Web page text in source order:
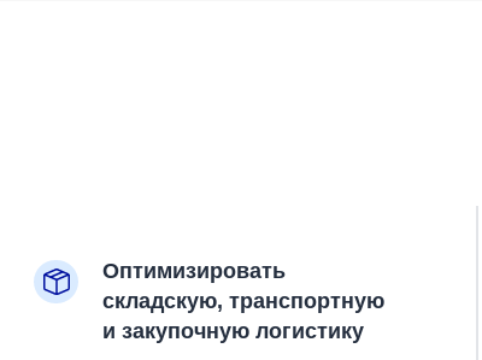
Оптимизировать
складскую, транспортную
и закупочную логистику